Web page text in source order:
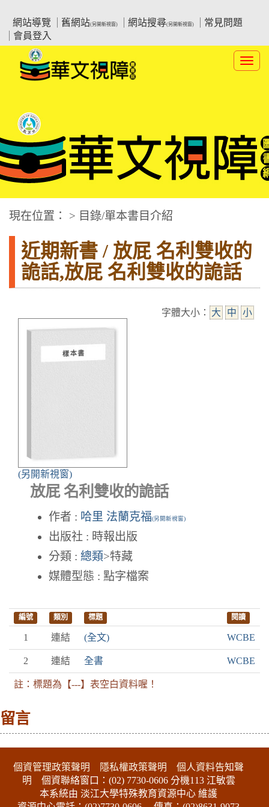
要
網站導覽
舊網站(另開新視窗) 網站搜尋(另開新視窗)
常見問題
會員登入
:::中央區塊
華文視障電子圖書網
現在位置： > 目錄/單本書目介紹
近期新書 / 放屁 名利雙收的
詭話,放屁 名利雙收的詭話
字體大小： 大 中 小
(另開新視窗)
放屁 名利雙收的詭話
作者 : 哈里 法蘭克福(另開新視窗)
出版社 : 時報出版
分類 : 總類>特藏
媒體型態 : 點字檔案
編號 類別 標題 閱讀
1 連結 (全文) WCBE
2 連結 全書 WCBE
註：標題為【---】表空白資料喔！
留言
個資管理政策聲明 隱私權政策聲明
個人資料告知聲
明 個資聯絡窗口：(02) 7730-0606 分機113 江敏雲
本系統由 淡江大學特殊教育資源中心 維護